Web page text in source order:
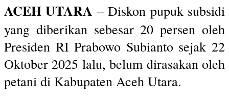
ACEH UTARA – Diskon pupuk subsidi
yang diberikan sebesar 20 persen oleh
Presiden RI Prabowo Subianto sejak 22
Oktober 2025 lalu, belum dirasakan oleh
petani di Kabupaten Aceh Utara.